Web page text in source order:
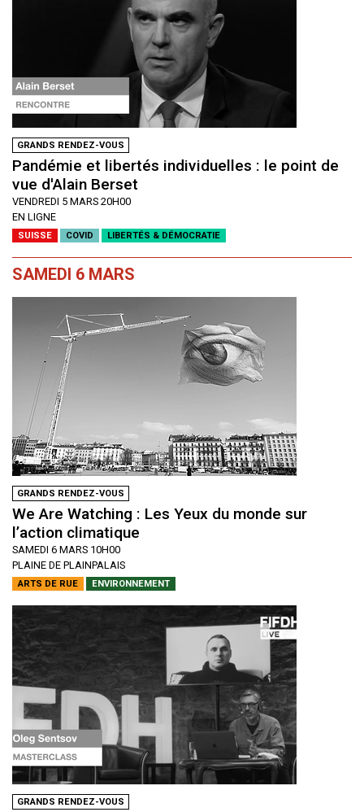
GRANDS RENDEZ-VOUS
Pandémie et libertés individuelles : le point de
vue d'Alain Berset
VENDREDI 5 MARS 20H00
EN LIGNE
SUISSE COVID LIBERTÉS & DÉMOCRATIE
SAMEDI 6 MARS
GRANDS RENDEZ-VOUS
We Are Watching : Les Yeux du monde sur
l’action climatique
SAMEDI 6 MARS 10H00
PLAINE DE PLAINPALAIS
ARTS DE RUE ENVIRONNEMENT
GRANDS RENDEZ-VOUS